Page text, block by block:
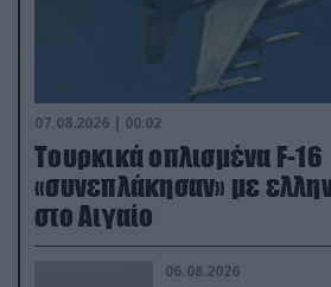
07.08.2026 | 00:02
Τουρκικά οπλισμένα F-16
«συνεπλάκησαν» με
στο Αιγαίο
06.08.2026